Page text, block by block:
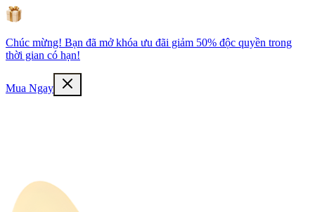
Chúc mừng! Bạn đã mở khóa ưu đãi giảm 50% độc quyền trong
thời gian có hạn!
Mua Ngay